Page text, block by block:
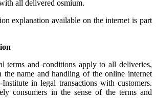
all delivered osmium.
explanation available on the internet is part
terms and conditions apply to all deliveries,
the name and handling of the online internet
in legal transactions with customers.
consumers in the sense of the terms and